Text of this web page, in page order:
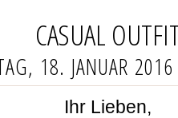
CASUAL
18. JANUAR 2016
Ihr Lieben,